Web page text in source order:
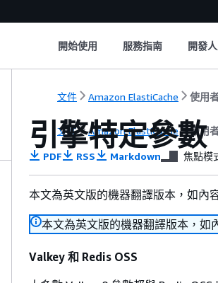
開始使用 服務指南 開發
文件 Amazon ElastiCache 使用
文件 Amazon ElastiCache 使用
引擎特定參數
PDF RSS Markdown 焦點模
本文為英文版的機器翻譯版本，如內
本文為英文版的機器翻譯版本，如
Valkey 和 Redis OSS